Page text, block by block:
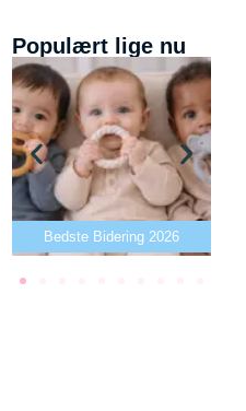
Populært lige nu
Bedste Bidering 2026